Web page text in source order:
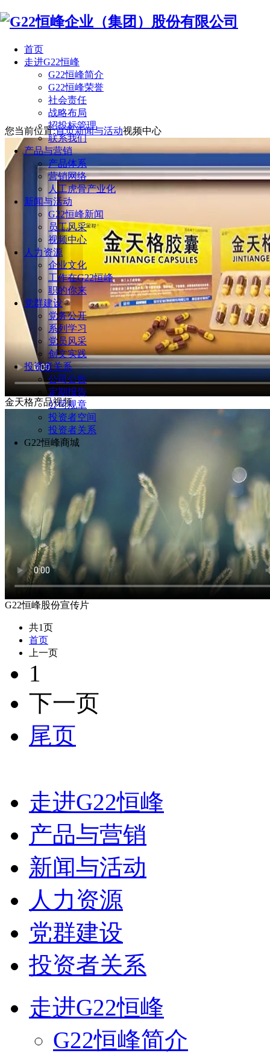
首页
走进G22恒峰
G22恒峰简介
G22恒峰荣誉
社会责任
战略布局
招投标管理
联系我们
产品与营销
产品体系
营销网络
人工虎骨产业化
新闻与活动
G22恒峰新闻
员工风采
视频中心
人力资源
企业文化
工作在G22恒峰
职的你来
党群建设
党务公开
系列学习
党员风采
创文实践
投资者关系
公司公告
定期报告
公司规章
投资者空间
投资者关系
G22恒峰商城
您当前位置:首页新闻与活动视频中心
金天格产品视频
G22恒峰股份宣传片
共1页
首页
上一页
1
下一页
尾页
走进G22恒峰
产品与营销
新闻与活动
人力资源
党群建设
投资者关系
走进G22恒峰
G22恒峰简介